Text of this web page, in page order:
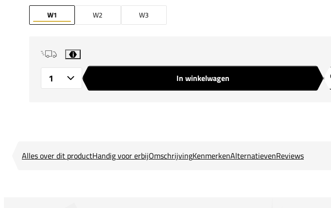
W1 W2 W3
i
In winkelwagen
Alles over dit productHandig voor erbijOmschrijvingKenmerkenAlternatievenReviews